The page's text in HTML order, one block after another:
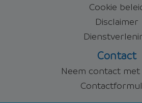
Cookie
Disclaimer
Contact
Neem contact